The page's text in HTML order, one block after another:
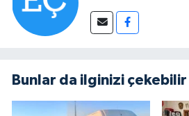
Bunlar da ilginizi çekebilir